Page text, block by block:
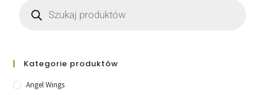
Kategorie produktów
Angel Wings